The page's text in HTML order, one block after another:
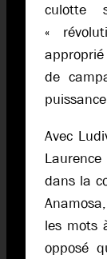
culotte
«
de
Avec
dans la
les mots
opposé